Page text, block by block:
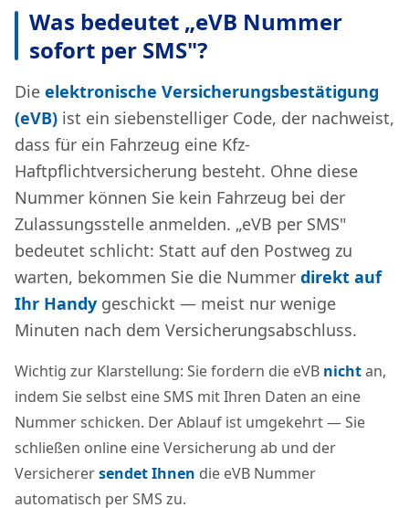
Was bedeutet „eVB Nummer
sofort per SMS"?
Die elektronische Versicherungsbestätigung
(eVB) ist ein siebenstelliger Code, der nachweist,
dass für ein Fahrzeug eine Kfz-
Haftpflichtversicherung besteht. Ohne diese
Nummer können Sie kein Fahrzeug bei der
Zulassungsstelle anmelden. „eVB per SMS"
bedeutet schlicht: Statt auf den Postweg zu
warten, bekommen Sie die Nummer direkt auf
Ihr Handy geschickt — meist nur wenige
Minuten nach dem Versicherungsabschluss.
Wichtig zur Klarstellung: Sie fordern die eVB nichtan,
indem Sie selbst eine SMS mit Ihren Daten an eine
Nummer schicken. Der Ablauf ist umgekehrt — Sie
schließen online eine Versicherung ab und der
Versicherersendet Ihnen die eVB Nummer
automatisch per SMS zu.